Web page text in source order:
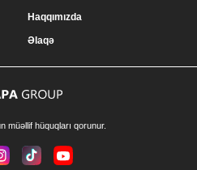
Haqqımızda
Əlaqə
müəllif hüquqları qorunur.